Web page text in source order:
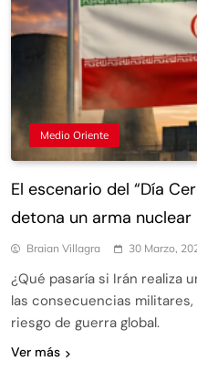
Medio Oriente
El escenario del “Día
detona un arma nuclear
Braian Villagra 30 Marzo,
¿Qué pasaría si Irán realiza
las consecuencias
riesgo de guerra global.
Ver más